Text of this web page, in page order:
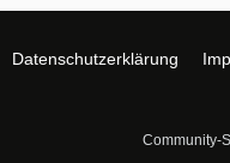
Datenschutzerklärung
Community-